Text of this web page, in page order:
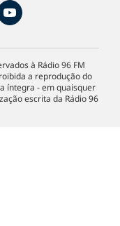
à Rádio 96 FM
a reprodução do
íntegra - em quaisquer
escrita da Rádio 96